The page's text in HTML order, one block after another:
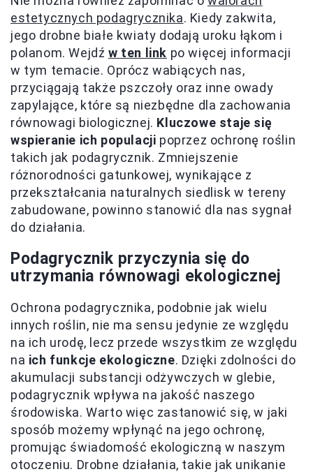
estetycznych podagrycznika. Kiedy zakwita,
jego drobne białe kwiaty dodają uroku łąkom i
polanom. Wejdź w ten link po więcej informacji
w tym temacie. Oprócz wabiących nas,
przyciągają także pszczoły oraz inne owady
zapylające, które są niezbędne dla zachowania
równowagi biologicznej. Kluczowe staje się
wspieranie ich populacji poprzez ochronę roślin
takich jak podagrycznik. Zmniejszenie
różnorodności gatunkowej, wynikające z
przekształcania naturalnych siedlisk w tereny
zabudowane, powinno stanowić dla nas sygnał
do działania.
Podagrycznik przyczynia się do
utrzymania równowagi ekologicznej
Ochrona podagrycznika, podobnie jak wielu
innych roślin, nie ma sensu jedynie ze względu
na ich urodę, lecz przede wszystkim ze względu
na ich funkcje ekologiczne. Dzięki zdolności do
akumulacji substancji odżywczych w glebie,
podagrycznik wpływa na jakość naszego
środowiska. Warto więc zastanowić się, w jaki
sposób możemy wpłynąć na jego ochronę,
promując świadomość ekologiczną w naszym
otoczeniu. Drobne działania, takie jak unikanie